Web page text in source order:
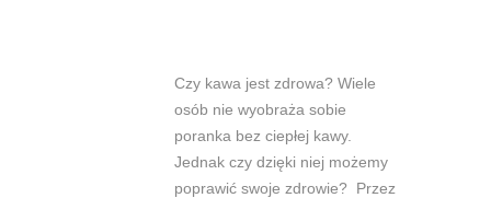
Czy kawa jest zdrowa? Wiele
osób nie wyobraża sobie
poranka bez ciepłej kawy.
Jednak czy dzięki niej możemy
poprawić swoje zdrowie? Przez